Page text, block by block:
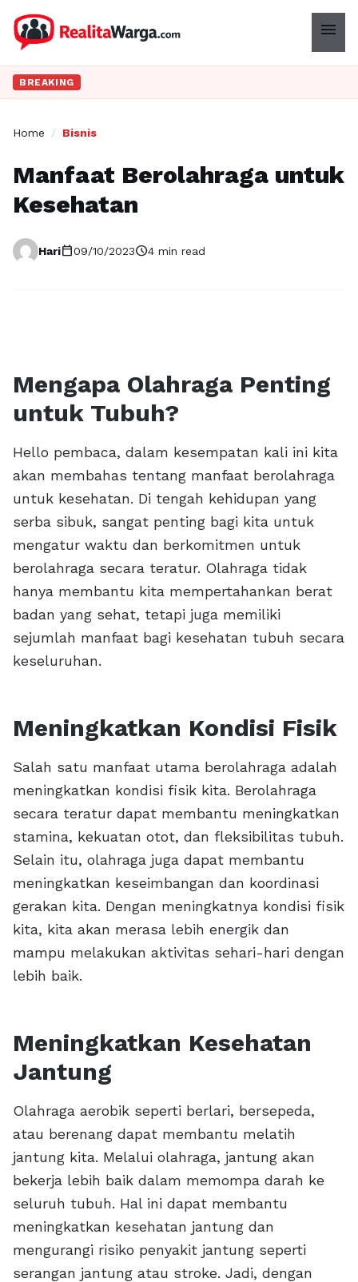
menu
BREAKING
Home / Bisnis
Manfaat Berolahraga untuk
Kesehatan
Haricalendar_today09/10/2023schedule4 min read
Mengapa Olahraga Penting
untuk Tubuh?
Hello pembaca, dalam kesempatan kali ini kita
akan membahas tentang manfaat berolahraga
untuk kesehatan. Di tengah kehidupan yang
serba sibuk, sangat penting bagi kita untuk
mengatur waktu dan berkomitmen untuk
berolahraga secara teratur. Olahraga tidak
hanya membantu kita mempertahankan berat
badan yang sehat, tetapi juga memiliki
sejumlah manfaat bagi kesehatan tubuh secara
keseluruhan.
Meningkatkan Kondisi Fisik
Salah satu manfaat utama berolahraga adalah
meningkatkan kondisi fisik kita. Berolahraga
secara teratur dapat membantu meningkatkan
stamina, kekuatan otot, dan fleksibilitas tubuh.
Selain itu, olahraga juga dapat membantu
meningkatkan keseimbangan dan koordinasi
gerakan kita. Dengan meningkatnya kondisi fisik
kita, kita akan merasa lebih energik dan
mampu melakukan aktivitas sehari-hari dengan
lebih baik.
Meningkatkan Kesehatan
Jantung
Olahraga aerobik seperti berlari, bersepeda,
atau berenang dapat membantu melatih
jantung kita. Melalui olahraga, jantung akan
bekerja lebih baik dalam memompa darah ke
seluruh tubuh. Hal ini dapat membantu
meningkatkan kesehatan jantung dan
mengurangi risiko penyakit jantung seperti
serangan jantung atau stroke. Jadi, dengan